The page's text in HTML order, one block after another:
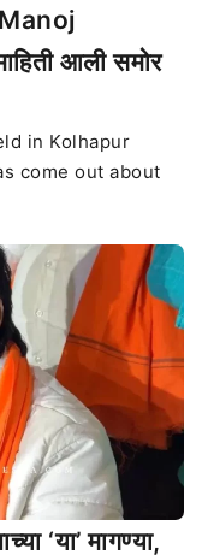
Manoj
आली समोर
in Kolhapur
come out about
‘या’ मागण्या,